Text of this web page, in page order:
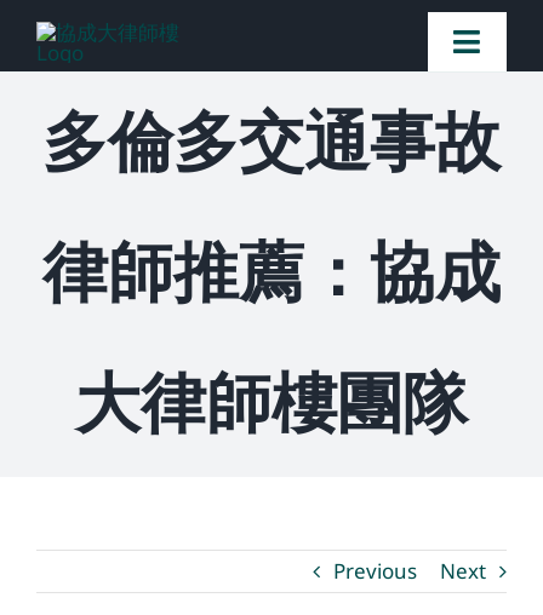
Skip
content
Toggle
首頁
案件簡介
客戶讚譽
多倫多交通事故
律師推薦：協成
大律師樓團隊
Previous Next